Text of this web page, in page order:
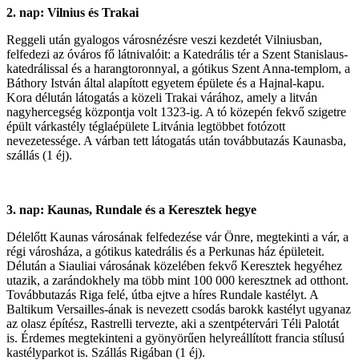
2. nap: Vilnius és Trakai
Reggeli után gyalogos városnézésre veszi kezdetét Vilniusban,
felfedezi az óváros fő látnivalóit: a Katedrális tér a Szent Stanislaus-
katedrálissal és a harangtoronnyal, a gótikus Szent Anna-templom, a
Báthory István által alapított egyetem épülete és a Hajnal-kapu.
Kora délután látogatás a közeli Trakai várához, amely a litván
nagyhercegség központja volt 1323-ig. A tó közepén fekvő szigetre
épült várkastély téglaépülete Litvánia legtöbbet fotózott
nevezetessége. A várban tett látogatás után továbbutazás Kaunasba,
szállás (1 éj).
3. nap: Kaunas, Rundale és a Keresztek hegye
Délelőtt Kaunas városának felfedezése vár Önre, megtekinti a vár, a
régi városháza, a gótikus katedrális és a Perkunas ház épületeit.
Délután a Siauliai városának közelében fekvő Keresztek hegyéhez
utazik, a zarándokhely ma több mint 100 000 keresztnek ad otthont.
Továbbutazás Riga felé, útba ejtve a híres Rundale kastélyt. A
Baltikum Versailles-ának is nevezett csodás barokk kastélyt ugyanaz
az olasz építész, Rastrelli tervezte, aki a szentpétervári Téli Palotát
is. Érdemes megtekinteni a gyönyörűen helyreállított francia stílusú
kastélyparkot is. Szállás Rigában (1 éj).